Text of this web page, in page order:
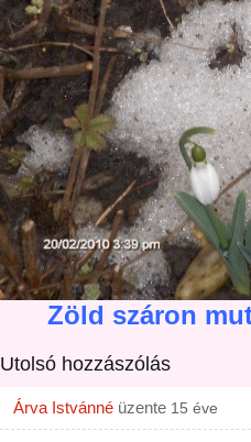
Zöld száron
Utolsó hozzászólás
Árva Istvánné üzente 15 éve